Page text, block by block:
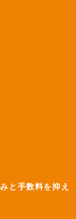
と手数料を抑え